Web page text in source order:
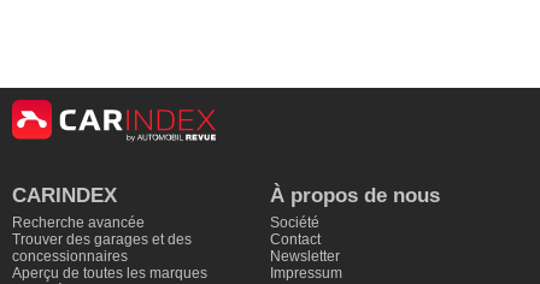
CARINDEX
Recherche avancée
Trouver des garages et des
concessionnaires
Aperçu de toutes les marques
À propos de nous
Société
Contact
Newsletter
Impressum